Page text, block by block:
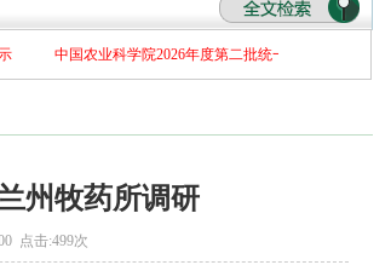
中国农业科学院2026年度第二批统一公开招聘公告——
州牧药所调研
点击:499次